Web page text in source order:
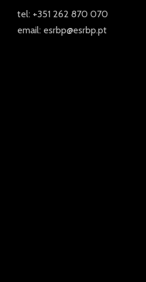
tel: +351 262 870 070
email: esrbp@esrbp.pt